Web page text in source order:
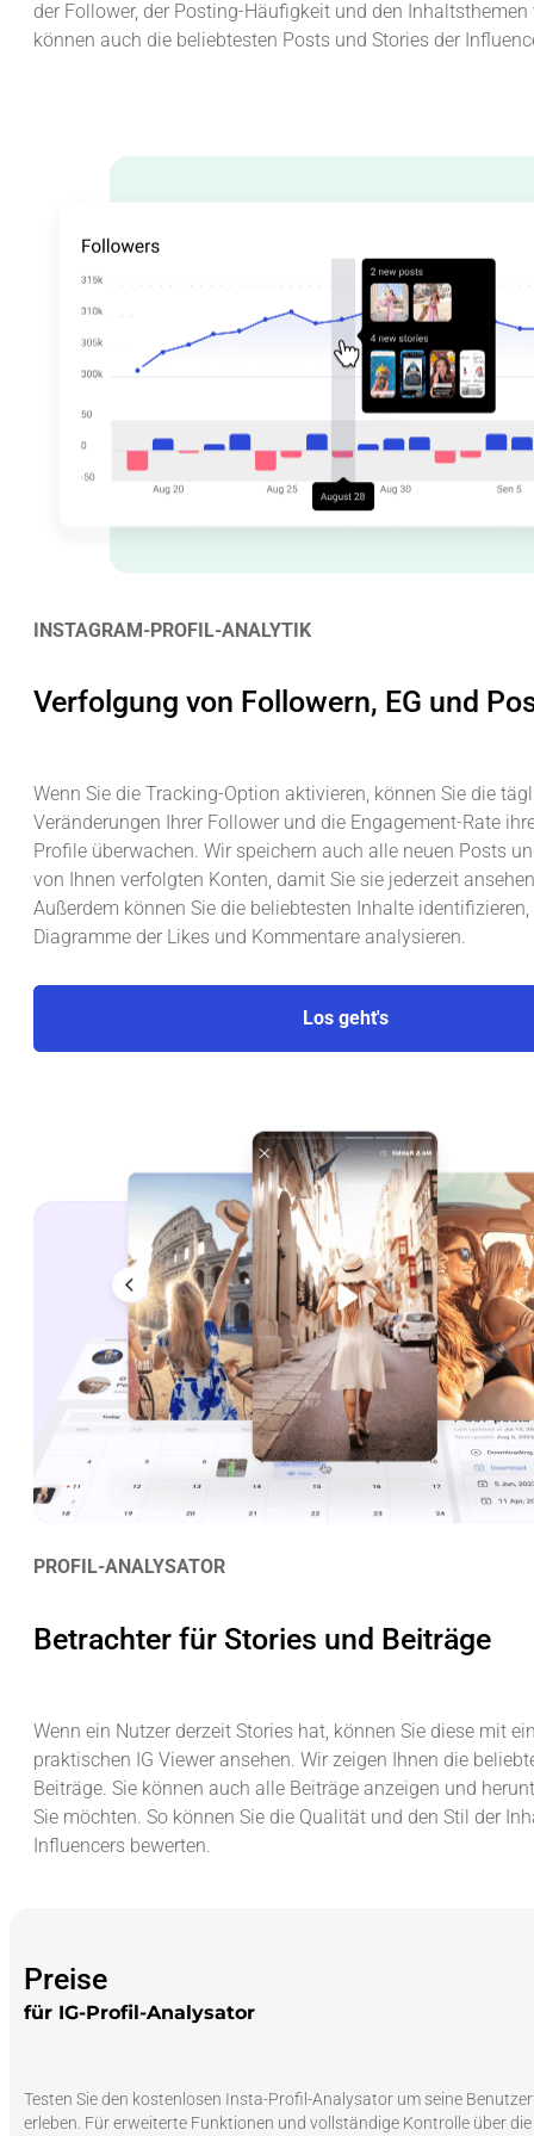
der Follower, der Posting-Häufigkeit und den Inhaltsthemen
können auch die beliebtesten Posts und Stories der
INSTAGRAM-PROFIL-ANALYTIK
Verfolgung von Followern, EG und
Wenn Sie die Tracking-Option aktivieren, können Sie die
Veränderungen Ihrer Follower und die Engagement-Rate
Profile überwachen. Wir speichern auch alle neuen Posts
von Ihnen verfolgten Konten, damit Sie sie jederzeit ansehen
Außerdem können Sie die beliebtesten Inhalte identifizieren,
Diagramme der Likes und Kommentare analysieren.
Los geht's
PROFIL-ANALYSATOR
Betrachter für Stories und Beiträge
Wenn ein Nutzer derzeit Stories hat, können Sie diese mit
praktischen IG Viewer ansehen. Wir zeigen Ihnen die
Beiträge. Sie können auch alle Beiträge anzeigen und
Sie möchten. So können Sie die Qualität und den Stil der
Influencers bewerten.
Preise
für IG-Profil-Analysator
Testen Sie den kostenlosen Insta-Profil-Analysator um seine
erleben. Für erweiterte Funktionen und vollständige Kontrolle über die